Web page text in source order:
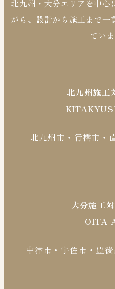
北九州・大分エリアを中心
がら、設計から施工まで一
ていま
北九州施工
北九州市・行橋市・
大分施工
OITA
中津市・宇佐市・豊